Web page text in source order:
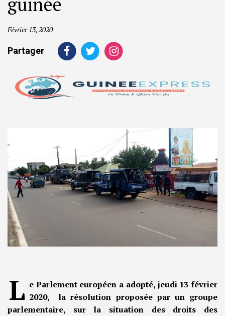
Février 13, 2020
Partager
L e Parlement européen a adopté, jeudi 13 février
2020, la résolution proposée par un groupe
parlementaire, sur la situation des droits des